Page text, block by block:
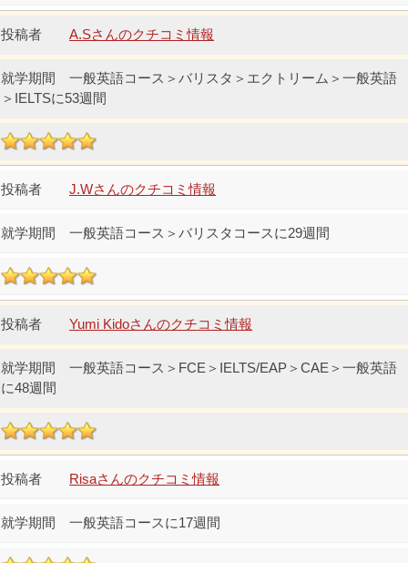
A.Sさんのクチコミ情報
一般英語コース＞バリスタ＞エクトリーム＞一般英語
＞IELTSに53週間
J.Wさんのクチコミ情報
一般英語コース＞バリスタコースに29週間
Yumi Kidoさんのクチコミ情報
一般英語コース＞FCE＞IELTS/EAP＞CAE＞一般英語
に48週間
Risaさんのクチコミ情報
一般英語コースに17週間